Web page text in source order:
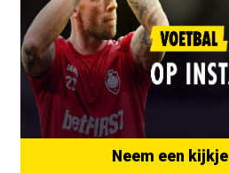
Neem een kijkje